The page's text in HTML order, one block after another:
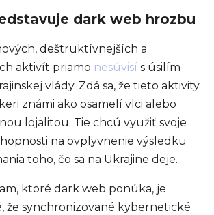
dark web hrozbu
deštruktívnejších a
aktivít priamo nesúvisí s úsilím
vlády. Zdá sa, že tieto aktivity
známi ako osamelí vlci alebo
lojalitou. Tie chcú využiť svoje
na ovplyvnenie výsledku
toho, čo sa na Ukrajine deje.
ktoré dark web ponúka, je
že synchronizované kybernetické